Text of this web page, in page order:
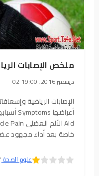
ملخص الإصابات
02 ديسمبر 2016, 19:00
الإصابات الرياضية
خاصة بعد أداء مجهود
مباشرة أو بعد عدة ساعات
علوم الصحة